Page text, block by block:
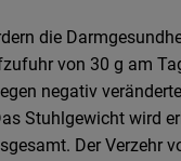
die
von 30 g am
negativ
Stuhlgewicht wird
Der Verzehr